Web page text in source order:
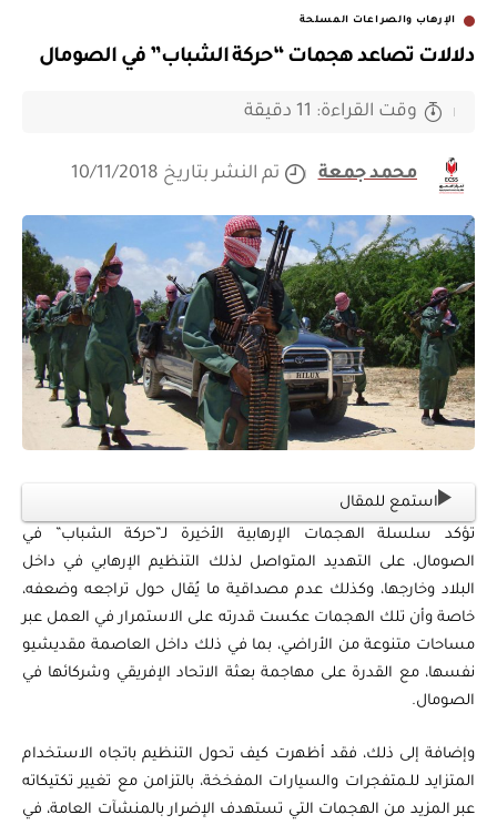
الإرهاب والصراعات المسلحة
دلالات تصاعد هجمات “حركة الشباب” في الصومال
محمد جمعة تم النشر بتاريخ 10/11/2018
وقت القراءة: 11 دقيقة
استمع للمقال
تؤكد سلسلة الهجمات الإرهابية الأخيرة لـ”حركة الشباب” في
الصومال، على التهديد المتواصل لذلك التنظيم الإرهابي في داخل
البلاد وخارجها، وكذلك عدم مصداقية ما يُقال حول تراجعه وضعفه،
خاصة وأن تلك الهجمات عكست قدرته على الاستمرار في العمل عبر
مساحات متنوعة من الأراضي، بما في ذلك داخل العاصمة مقديشيو
نفسها، مع القدرة على مهاجمة بعثة الاتحاد الإفريقي وشركائها في
الصومال.
وإضافة إلى ذلك، فقد أظهرت كيف تحول التنظيم باتجاه الاستخدام
المتزايد للـمتفجرات والسيارات المفخخة، بالتزامن مع تغيير تكتيكاته
عبر المزيد من الهجمات التي تستهدف الإضرار بالمنشآت العامة، في